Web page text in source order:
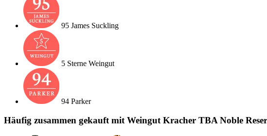
95 James Suckling
5 Sterne Weingut
94 Parker
Häufig zusammen gekauft mit Weingut Kracher TBA Noble